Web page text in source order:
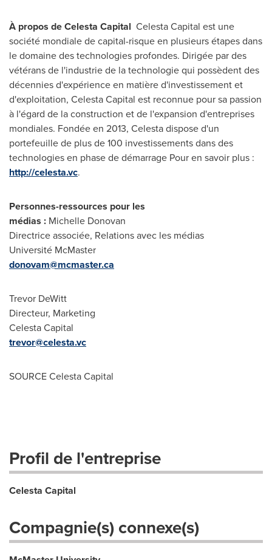
À propos de Celesta Capital Celesta Capital est une
société mondiale de capital-risque en plusieurs étapes dans
le domaine des technologies profondes. Dirigée par des
vétérans de l'industrie de la technologie qui possèdent des
décennies d'expérience en matière d'investissement et
d'exploitation, Celesta Capital est reconnue pour sa passion
à l'égard de la construction et de l'expansion d'entreprises
mondiales. Fondée en 2013, Celesta dispose d'un
portefeuille de plus de 100 investissements dans des
technologies en phase de démarrage Pour en savoir plus :
http://celesta.vc.
Personnes-ressources pour les
médias : Michelle Donovan
Directrice associée, Relations avec les médias
Université McMaster
donovam@mcmaster.ca
Trevor DeWitt
Directeur, Marketing
Celesta Capital
trevor@celesta.vc
SOURCE Celesta Capital
Profil de l'entreprise
Celesta Capital
Compagnie(s) connexe(s)